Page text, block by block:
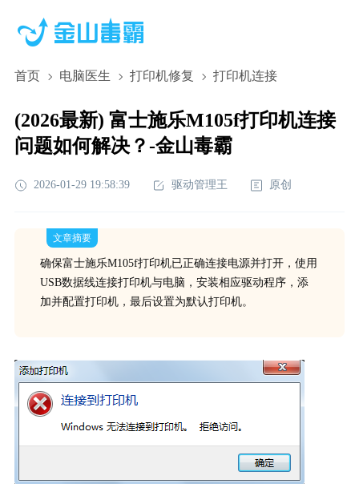
首页 电脑医生 打印机修复 打印机连接
(2026最新) 富士施乐M105f打印机连接
问题如何解决？-金山毒霸
2026-01-29 19:58:39 驱动管理王 原创
文章摘要
确保富士施乐M105f打印机已正确连接电源并打开，使用
USB数据线连接打印机与电脑，安装相应驱动程序，添
加并配置打印机，最后设置为默认打印机。